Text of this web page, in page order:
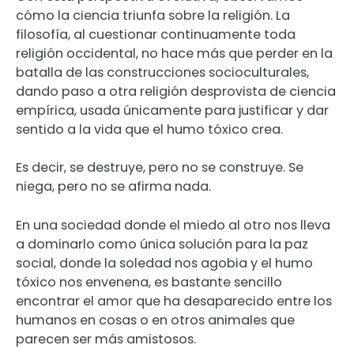
cómo la ciencia triunfa sobre la religión. La
filosofía, al cuestionar continuamente toda
religión occidental, no hace más que perder en la
batalla de las construcciones socioculturales,
dando paso a otra religión desprovista de ciencia
empírica, usada únicamente para justificar y dar
sentido a la vida que el humo tóxico crea.
Es decir, se destruye, pero no se construye. Se
niega, pero no se afirma nada.
En una sociedad donde el miedo al otro nos lleva
a dominarlo como única solución para la paz
social, donde la soledad nos agobia y el humo
tóxico nos envenena, es bastante sencillo
encontrar el amor que ha desaparecido entre los
humanos en cosas o en otros animales que
parecen ser más amistosos.